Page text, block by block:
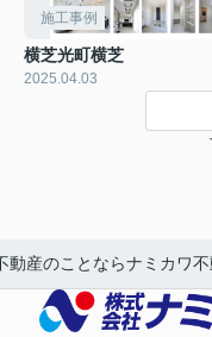
施工事例
横芝光町横芝
2025.04.03
動産のことならナミカワ